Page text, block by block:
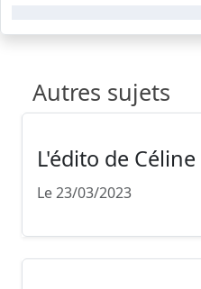
Autres sujets
L'édito de Céline
Le 23/03/2023